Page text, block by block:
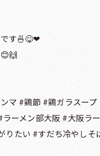
す🍜😋❤︎
#鶏節 #鶏ガラスー
ーメン部大阪 #大阪ラ
たい #すだち冷やし